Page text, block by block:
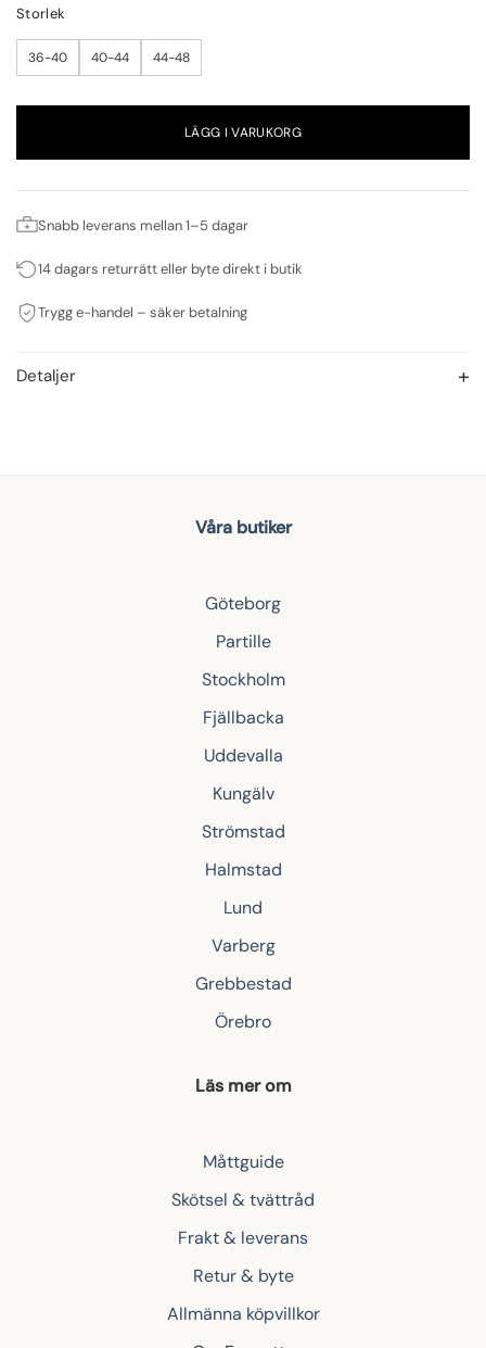
Storlek
36-40 40-44 44-48
LÄGG I VARUKORG
Snabb leverans mellan 1–5 dagar
14 dagars returrätt eller byte direkt i butik
Trygg e-handel – säker betalning
Detaljer
Våra butiker
Göteborg
Partille
Stockholm
Fjällbacka
Uddevalla
Kungälv
Strömstad
Halmstad
Lund
Varberg
Grebbestad
Örebro
Läs mer om
Måttguide
Skötsel & tvättråd
Frakt & leverans
Retur & byte
Allmänna köpvillkor